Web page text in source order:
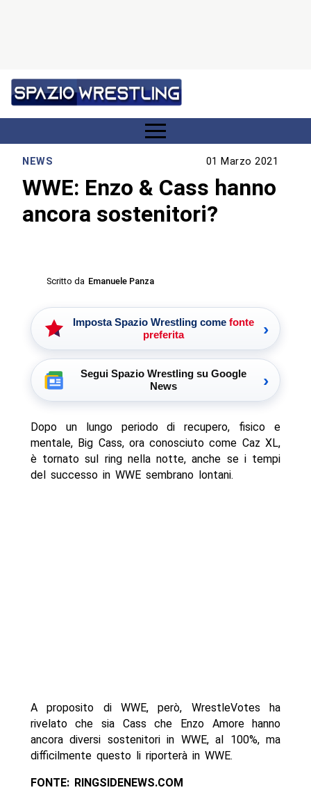
NEWS 01 Marzo 2021
WWE: Enzo & Cass hanno
ancora sostenitori?
Scritto da Emanuele Panza
Imposta Spazio Wrestling come fonte
preferita
›
Segui Spazio Wrestling su Google
News
›
Dopo un lungo periodo di recupero, fisico e
mentale, Big Cass, ora conosciuto come Caz XL,
è tornato sul ring nella notte, anche se i tempi
del successo in WWE sembrano lontani.
A proposito di WWE, però, WrestleVotes ha
rivelato che sia Cass che Enzo Amore hanno
ancora diversi sostenitori in WWE, al 100%, ma
difficilmente questo li riporterà in WWE.
FONTE: RINGSIDENEWS.COM